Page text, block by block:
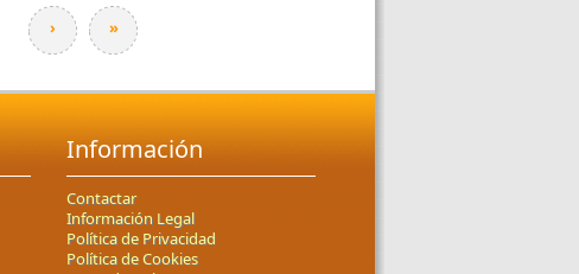
› »
Información
Contactar
Información Legal
Política de Privacidad
Política de Cookies